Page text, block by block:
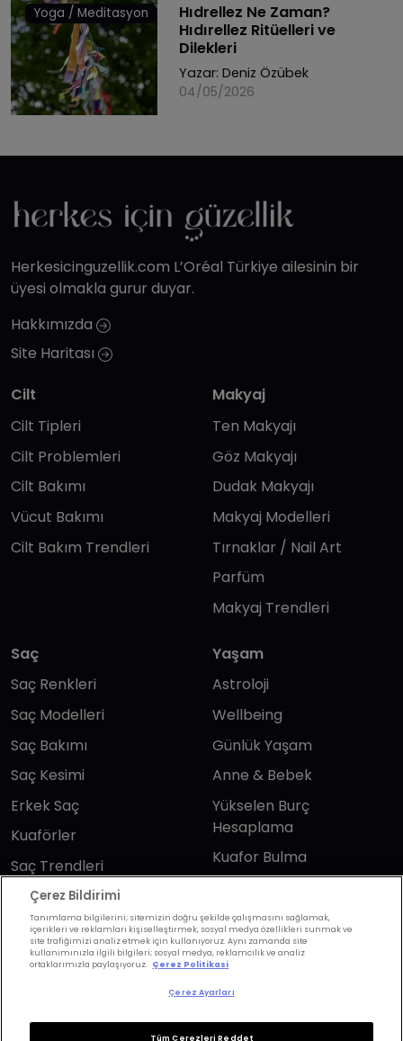
Yoga / Meditasyon
Hıdrellez Ne Zaman?
Hıdırellez Ritüelleri ve
Dilekleri
Yazar: Deniz Özübek
04/05/2026
Herkesicinguzellik.com L’Oréal Türkiye ailesinin bir
üyesi olmakla gurur duyar.
Hakkımızda
Site Haritası
Cilt
Cilt Tipleri
Cilt Problemleri
Cilt Bakımı
Vücut Bakımı
Cilt Bakım Trendleri
Makyaj
Ten Makyajı
Göz Makyajı
Dudak Makyajı
Makyaj Modelleri
Tırnaklar / Nail Art
Parfüm
Makyaj Trendleri
Saç
Saç Renkleri
Saç Modelleri
Saç Bakımı
Saç Kesimi
Erkek Saç
Kuaförler
Saç Trendleri
Yaşam
Astroloji
Wellbeing
Günlük Yaşam
Anne & Bebek
Yükselen Burç
Hesaplama
Kuafor Bulma
Bizi takip edin
KVKK Politikası Aydınlatma Metni
Çerez Bildirimi
Tanımlama bilgilerini; sitemizin doğru şekilde çalışmasını sağlamak,
içerikleri ve reklamları kişiselleştirmek, sosyal medya özellikleri sunmak ve
site trafiğimizi analiz etmek için kullanıyoruz. Aynı zamanda site
kullanımınızla ilgili bilgileri; sosyal medya, reklamcılık ve analiz
ortaklarımızla paylaşıyoruz. Çerez Politikasi
Çerez Ayarları
Tüm Çerezleri Reddet